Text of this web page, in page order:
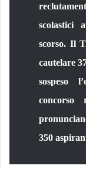
scolastici
scorso. Il
cautelare
sospeso
concorso
350